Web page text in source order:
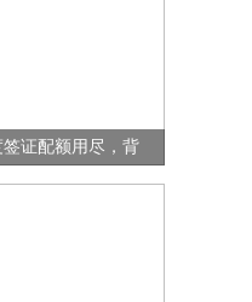
证配额用尽，背